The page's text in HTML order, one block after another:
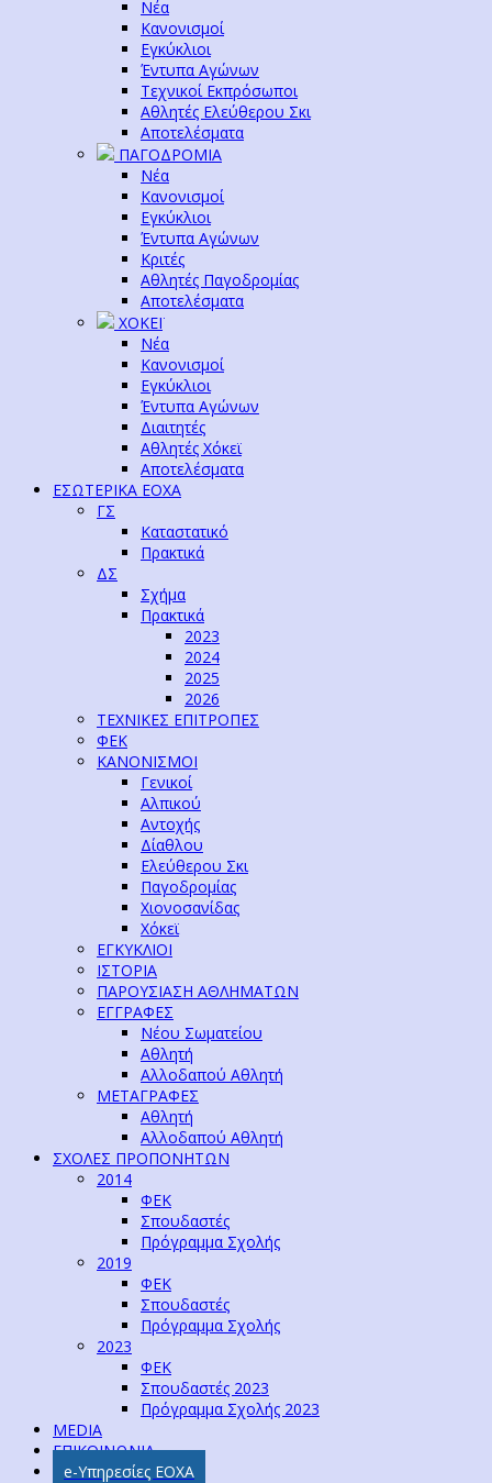
Νέα
Κανονισμοί
Εγκύκλιοι
Έντυπα Αγώνων
Τεχνικοί Εκπρόσωποι
Αθλητές Ελεύθερου Σκι
Αποτελέσματα
ΠΑΓΟΔΡΟΜΙΑ
Νέα
Κανονισμοί
Εγκύκλιοι
Έντυπα Αγώνων
Κριτές
Αθλητές Παγοδρομίας
Αποτελέσματα
ΧΟΚΕΪ
Νέα
Κανονισμοί
Εγκύκλιοι
Έντυπα Αγώνων
Διαιτητές
Αθλητές Χόκεϊ
Αποτελέσματα
ΕΣΩΤΕΡΙΚΑ ΕΟΧΑ
ΓΣ
Καταστατικό
Πρακτικά
ΔΣ
Σχήμα
Πρακτικά
2023
2024
2025
2026
ΤΕΧΝΙΚΕΣ ΕΠΙΤΡΟΠΕΣ
ΦΕΚ
ΚΑΝΟΝΙΣΜΟΙ
Γενικοί
Αλπικού
Αντοχής
Δίαθλου
Ελεύθερου Σκι
Παγοδρομίας
Χιονοσανίδας
Χόκεϊ
ΕΓΚΥΚΛΙΟΙ
ΙΣΤΟΡΙΑ
ΠΑΡΟΥΣΙΑΣΗ ΑΘΛΗΜΑΤΩΝ
ΕΓΓΡΑΦΕΣ
Νέου Σωματείου
Αθλητή
Αλλοδαπού Αθλητή
ΜΕΤΑΓΡΑΦΕΣ
Αθλητή
Αλλοδαπού Αθλητή
ΣΧΟΛΕΣ ΠΡΟΠΟΝΗΤΩΝ
2014
ΦΕΚ
Σπουδαστές
Πρόγραμμα Σχολής
2019
ΦΕΚ
Σπουδαστές
Πρόγραμμα Σχολής
2023
ΦΕΚ
Σπουδαστές 2023
Πρόγραμμα Σχολής 2023
MEDIA
ΕΠΙΚΟΙΝΩΝΙΑ
e-Υπηρεσίες ΕΟΧΑ